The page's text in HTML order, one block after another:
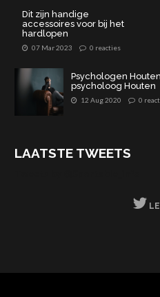
Dit zijn handige
accessoires voor bij het
hardlopen
07 Mar 2023 0 reacties
Psychologen
psycholoog Houten
12 Aug 2020 0
LAATSTE TWEETS